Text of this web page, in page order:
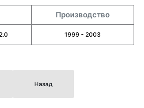
Производство
1999 - 2003
Назад